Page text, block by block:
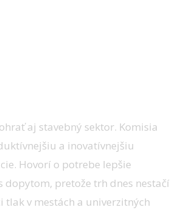
aj stavebný sektor. Komisia
a inovatívnejšiu
Hovorí o potrebe lepšie
dopytom, pretože trh dnes nestačí
tlak v mestách a univerzitných